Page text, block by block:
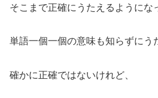
そこまで正確にうたえるようにな
単語一個一個の意味も知らずにう
確かに正確ではないけれど、